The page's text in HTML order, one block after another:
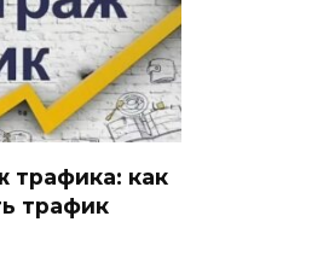
трафика: как
трафик